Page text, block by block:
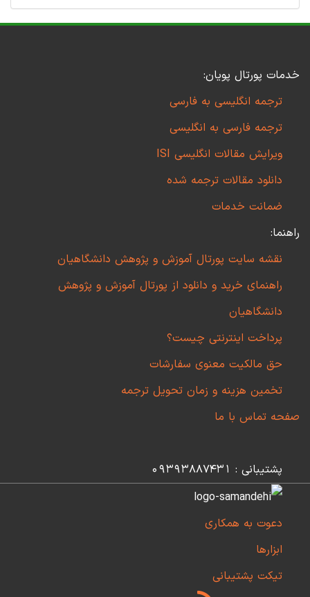
خدمات پورتال پویان:
ترجمه انگلیسی به فارسی
ترجمه فارسی به انگلیسی
ویرایش مقالات انگلیسی ISI
دانلود مقالات ترجمه شده
ضمانت خدمات
راهنما:
نقشه سایت پورتال آموزش و پژوهش دانشگاهیان
راهنمای خرید و دانلود از پورتال آموزش و پژوهش
دانشگاهیان
پرداخت اینترنتی چیست؟
حق مالکیت معنوی سفارشات
تخمین هزینه و زمان تحویل ترجمه
صفحه تماس با ما
پشتیبانی : 09393887431
دعوت به همکاری
ابزارها
تیکت پشتیبانی